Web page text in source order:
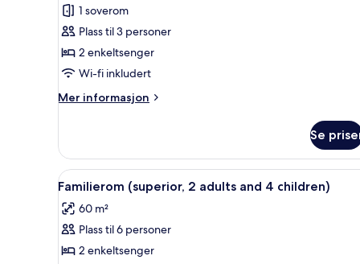
av
Rom
–
standard
adults)
1 soverom
Plass til 3 personer
2 enkeltsenger
Wi-fi inkludert
Mer informasjon
Mer
–
standard
(3
Se
Åpne
alle
bildene
av
Familierom
Sengetøy av topp kvalitet,
5
Familierom (superior, 2 adults and 4 children)
60 m²
Plass til 6 personer
2 enkeltsenger